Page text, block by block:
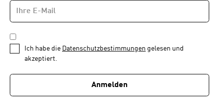
Newsletter
1
von
E-
MAIL-
ADRESSE
DATENSCHUTZBESTIMMUNGEN
*
Ich habe die Datenschutzbestimmungen gelesen und
akzeptiert.
Anmelden